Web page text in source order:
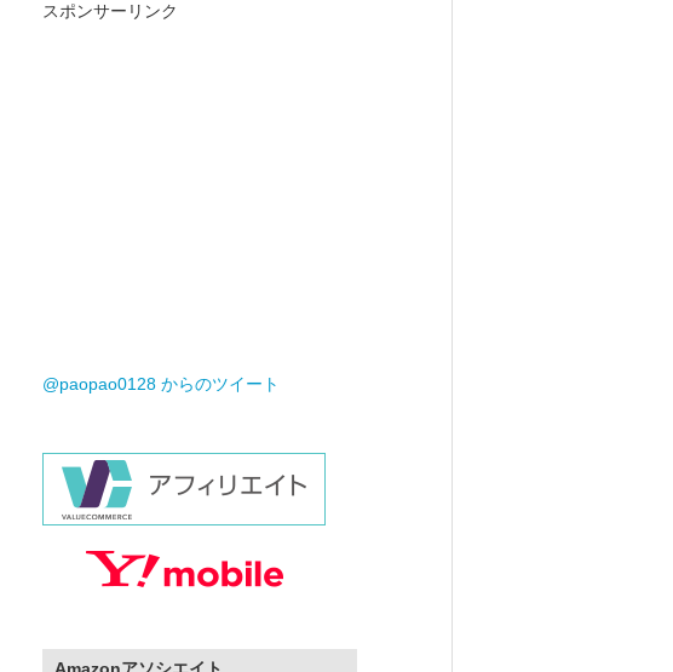
スポンサーリンク
@paopao0128 からのツイート